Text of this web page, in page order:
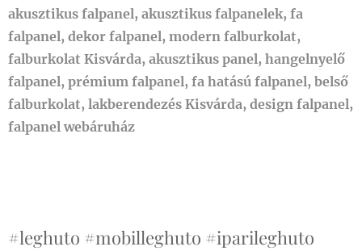
gazdasá
gos,
nem
megoldh
ató,
vagy a
ogyaszt
akusztikus falpanel, akusztikus falpanelek, fa
falpanel, dekor falpanel, modern falburkolat,
falburkolat Kisvárda, akusztikus panel, hangelnyelő
falpanel, prémium falpanel, fa hatású falpanel, belső
falburkolat, lakberendezés Kisvárda, design falpanel,
falpanel webáruház
#leghuto #mobilleghuto #iparileghuto